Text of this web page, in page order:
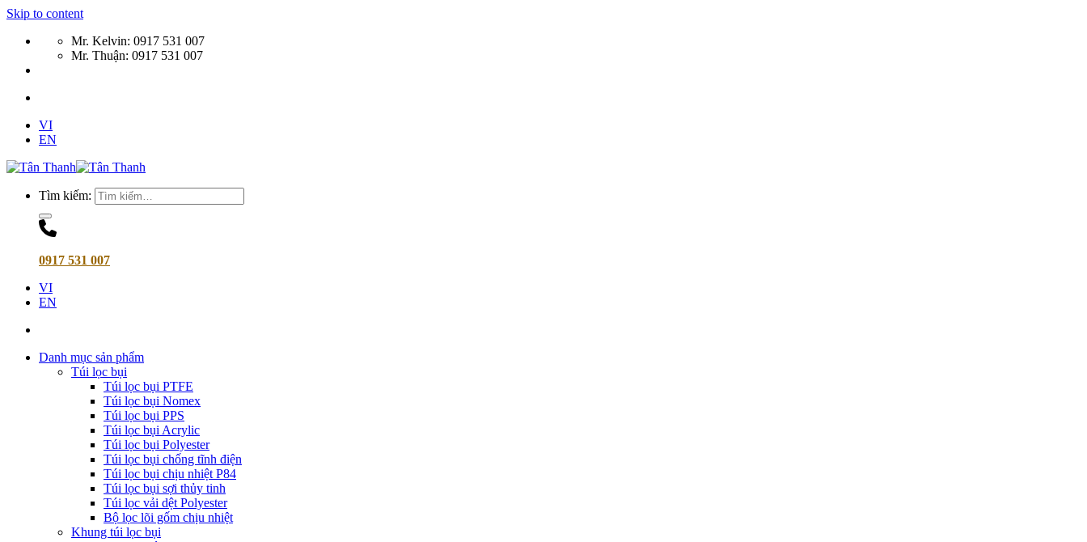
Skip to content
Mr. Kelvin: 0917 531 007
Mr. Thuận: 0917 531 007
VI
EN
Tìm kiếm:
0917 531 007
VI
EN
Danh mục sản phẩm
Túi lọc bụi
Túi lọc bụi PTFE
Túi lọc bụi Nomex
Túi lọc bụi PPS
Túi lọc bụi Acrylic
Túi lọc bụi Polyester
Túi lọc bụi chống tĩnh điện
Túi lọc bụi chịu nhiệt P84
Túi lọc bụi sợi thủy tinh
Túi lọc vải dệt Polyester
Bộ lọc lõi gốm chịu nhiệt
Khung túi lọc bụi